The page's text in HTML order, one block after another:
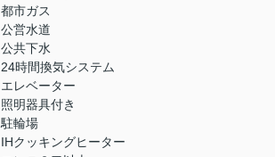
都市ガス
公営水道
公共下水
24時間換気システム
エレベーター
照明器具付き
駐輪場
IHクッキングヒーター